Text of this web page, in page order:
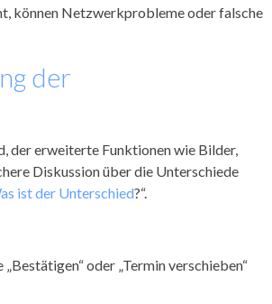
können Netzwerkprobleme oder falsche
der
der erweiterte Funktionen wie Bilder,
Diskussion über die Unterschiede
ist der Unterschied?“.
oder „Termin verschieben“